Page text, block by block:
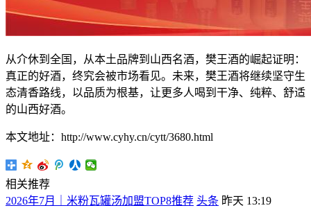
从介休到全国，从本土品牌到山西名酒，樊王酒的崛起证明：
真正的好酒，终究会被市场看见。未来，樊王酒将继续坚守生
态清香路线，以品质为根基，让更多人喝到干净、纯粹、舒适
的山西好酒。
本文地址：http://www.cyhy.cn/cytt/3680.html
相关推荐
2026年7月｜米粉瓦罐汤加盟TOP8推荐 头条 昨天 13:19